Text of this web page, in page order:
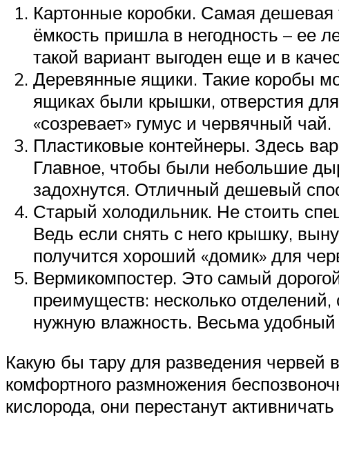
Картонные коробки. Самая дешевая
ёмкость пришла в негодность – ее
такой вариант выгоден еще и в
Деревянные ящики. Такие коробы
ящиках были крышки, отверстия
«созревает» гумус и червячный чай.
Пластиковые контейнеры. Здесь
Главное, чтобы были небольшие
задохнутся. Отличный дешевый
Старый холодильник. Не стоить
Ведь если снять с него крышку,
получится хороший «домик» для
Вермикомпостер. Это самый
преимуществ: несколько
нужную влажность. Весьма удобный
Какую бы тару для разведения
комфортного размножения
кислорода, они перестанут